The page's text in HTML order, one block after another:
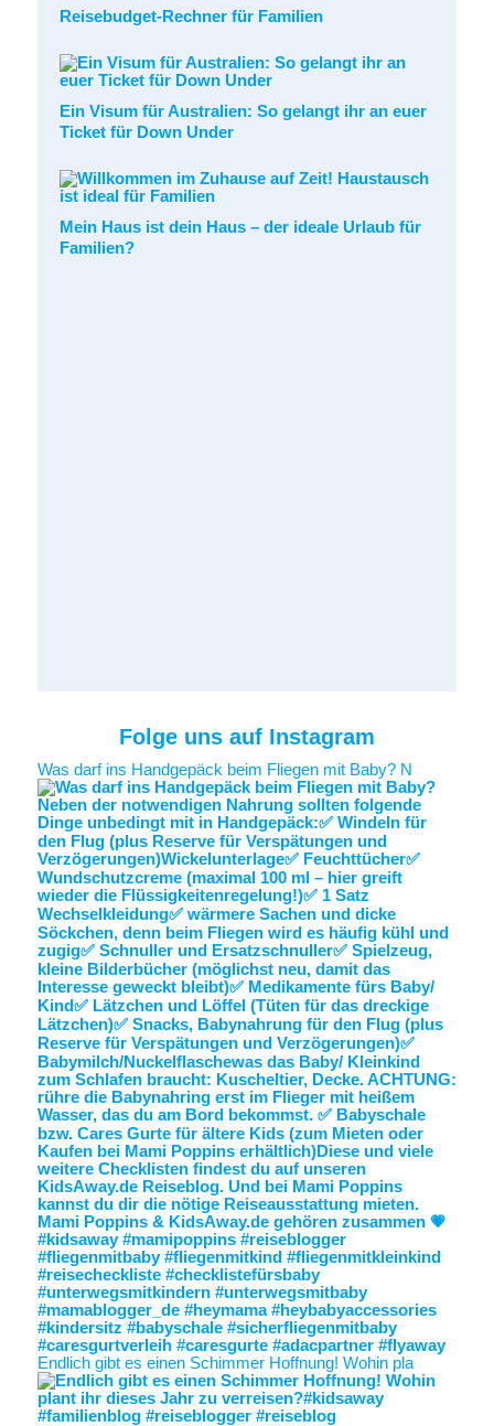
Reisebudget-Rechner für Familien
Ein Visum für Australien: So gelangt ihr an euer
Ticket für Down Under
Mein Haus ist dein Haus – der ideale Urlaub für
Familien?
Folge uns auf Instagram
Was darf ins Handgepäck beim Fliegen mit Baby? N
Endlich gibt es einen Schimmer Hoffnung! Wohin pla